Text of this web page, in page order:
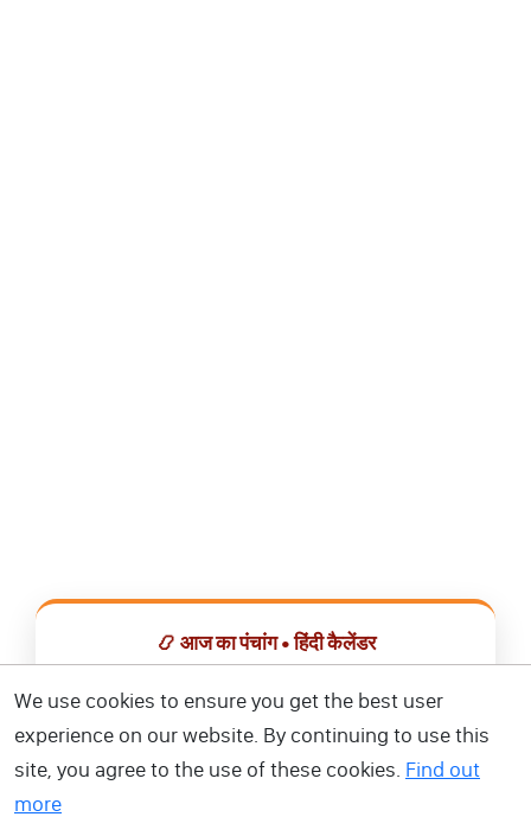
📿 आज का पंचांग • हिंदी कैलेंडर
📅 हिंदी कैलेंडर ऐप डाउनलोड करें
We use cookies to ensure you get the best user
experience on our website. By continuing to use this
site, you agree to the use of these cookies. Find out
more